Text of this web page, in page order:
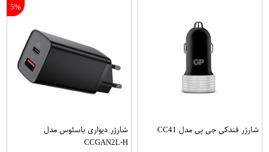
شارژر فندکی جی پی مدل CC41
5%
شارژر دیواری باسئوس مدل
CCGAN2L-H